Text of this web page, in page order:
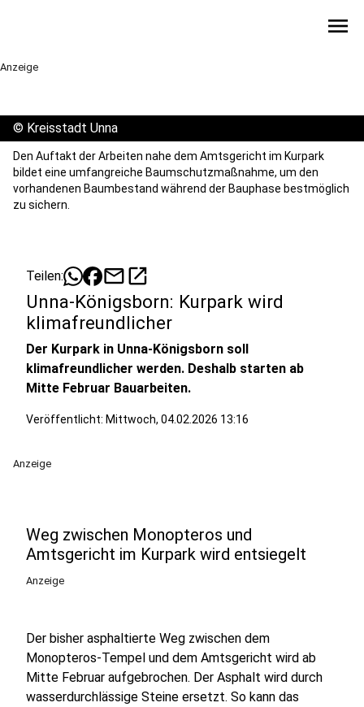
menu
Anzeige
© Kreisstadt Unna
Den Auftakt der Arbeiten nahe dem Amtsgericht im Kurpark
bildet eine umfangreiche Baumschutzmaßnahme, um den
vorhandenen Baumbestand während der Bauphase bestmöglich
zu sichern.
Teilen: mailopen_in_new
Unna-Königsborn: Kurpark wird
klimafreundlicher
Der Kurpark in Unna-Königsborn soll
klimafreundlicher werden. Deshalb starten ab
Mitte Februar Bauarbeiten.
Veröffentlicht: Mittwoch, 04.02.2026 13:16
Anzeige
Weg zwischen Monopteros und
Amtsgericht im Kurpark wird entsiegelt
Anzeige
Der bisher asphaltierte Weg zwischen dem
Monopteros-Tempel und dem Amtsgericht wird ab
Mitte Februar aufgebrochen. Der Asphalt wird durch
wasserdurchlässige Steine ersetzt. So kann das